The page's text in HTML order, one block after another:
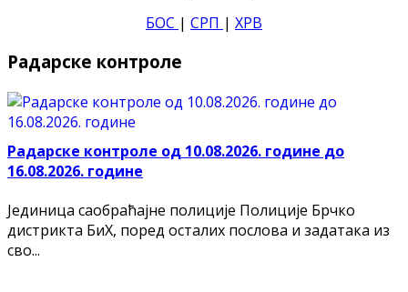
БОС | СРП | ХРВ
Радарске контроле
Радарске контроле од 10.08.2026. године до
16.08.2026. године
Јединица саобраћајне полиције Полиције Брчко
дистрикта БиХ, поред осталих послова и задатака из
сво...